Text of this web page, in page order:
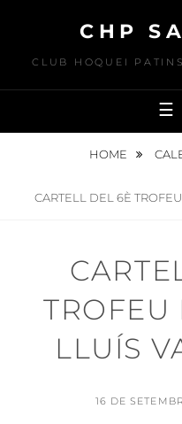
content
CHP
CLUB HOQUEI
HOME
CARTELL DEL 6È
LLUÍS
POSTED
16 DE